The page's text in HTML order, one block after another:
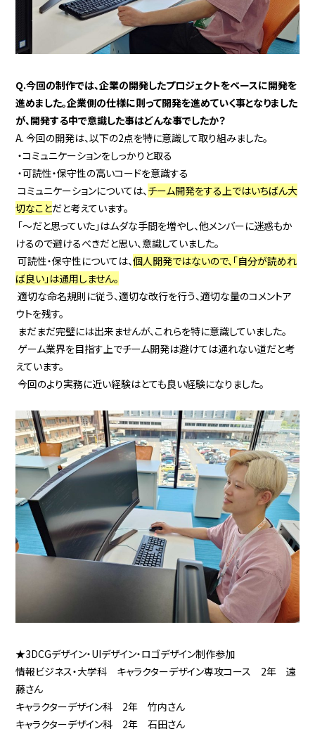
Q.今回の制作では、企業の開発したプロジェクトをベースに開発を
進めました。企業側の仕様に則って開発を進めていく事となりました
が、開発する中で意識した事はどんな事でしたか？
A. 今回の開発は、以下の2点を特に意識して取り組みました。
・コミュニケーションをしっかりと取る
・可読性・保守性の高いコードを意識する
コミュニケーションについては、 チーム開発をする上ではいちばん大
切なことだと考えています。
「〜だと思っていた」はムダな手間を増やし、他メンバーに迷惑もか
けるので避けるべきだと思い、意識していました。
可読性・保守性については、個人開発ではないので、「自分が読めれ
ば良い」は通用しません。
適切な命名規則に従う、適切な改行を行う、適切な量のコメントア
ウトを残す。
まだまだ完璧には出来ませんが、これらを特に意識していました。
ゲーム業界を目指す上でチーム開発は避けては通れない道だと考
えています。
今回のより実務に近い経験はとても良い経験になりました。
★3DCGデザイン・UIデザイン・ロゴデザイン制作参加
情報ビジネス・大学科 キャラクターデザイン専攻コース 2年遠
藤さん
キャラクターデザイン科 2年竹内さん
キャラクターデザイン科 2年 石田さん